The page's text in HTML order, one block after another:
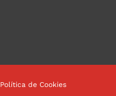
Política de Cookies